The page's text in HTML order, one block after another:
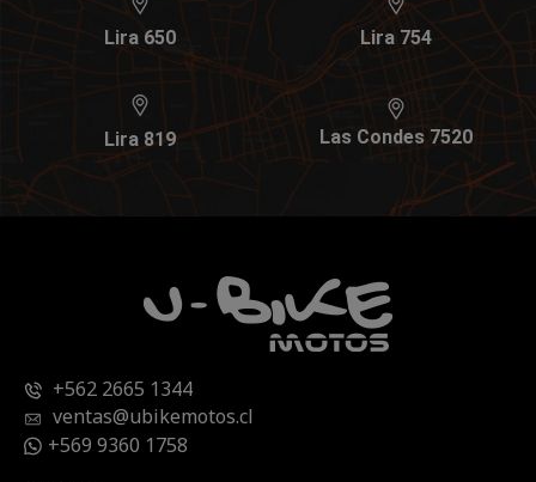
Lira 650 Lira 754
Lira 819 Las Condes 7520
+562 2665 1344
ventas@ubikemotos.cl
+569 9360 1758